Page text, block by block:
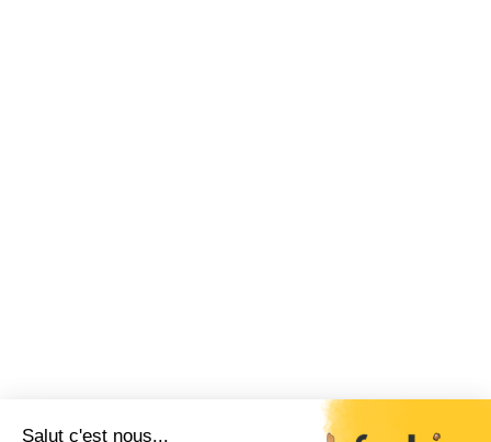
Salut c'est nous...